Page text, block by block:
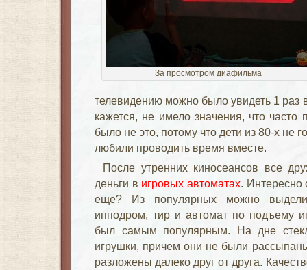
За просмотром диафильма
телевидению можно было увидеть 1 раз
кажется, не имело значения, что часто
было не это, потому что дети из 80-х не
любили проводить время вместе.
После утренних киносеансов все
деньги в игровых автоматах. Интересно
еще? Из популярных можно
ипподром, тир и автомат по подъему
был самым популярным. На дне
игрушки, причем они не были
разложены далеко друг от друга.